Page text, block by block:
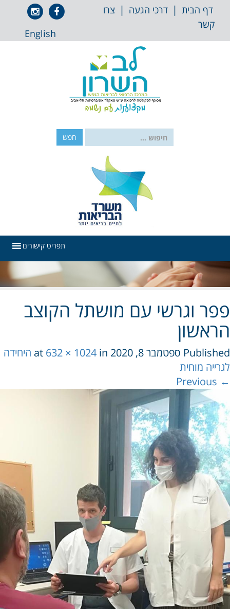
לתוכן
דף הבית| דרכי הגעה| צרו
קשר
אייקון
פייסבוק
אייקון
אינסטגרם
English
תפריט קישורים
וגרשי עם מושתל הקוצב
ספטמבר 8, 2020 at
632 × 1024 in
היחידה
מוחית